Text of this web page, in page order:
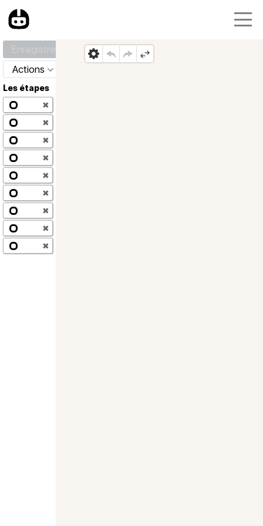
Actions
Les étapes
✖
✖
✖
✖
✖
✖
✖
✖
✖